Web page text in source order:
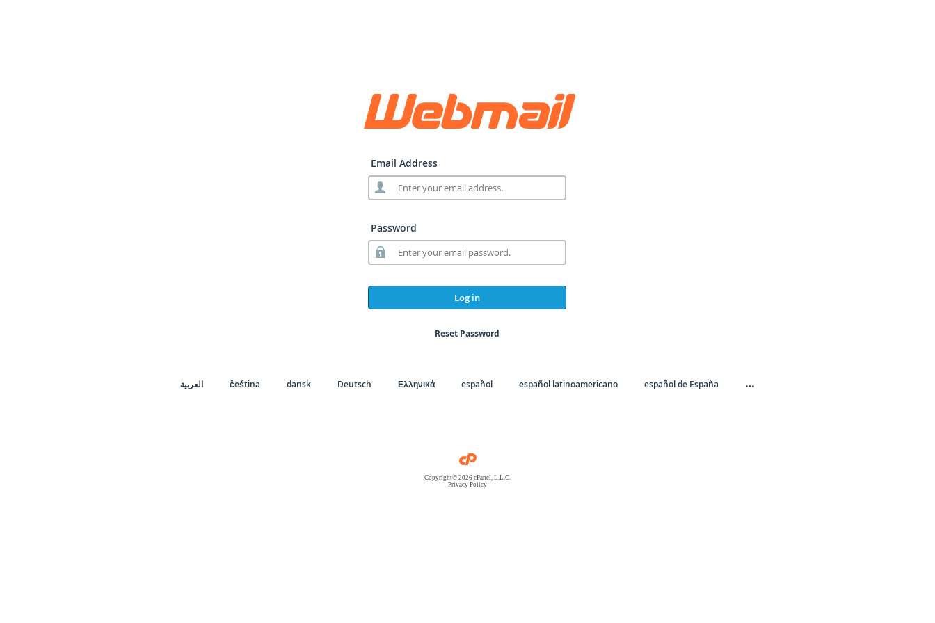
Email Address
Password
Log in
Reset Password
العربية čeština dansk Deutsch Ελληνικά español español latinoamericano español de España …
Copyright© 2026 cPanel, L.L.C.
Privacy Policy